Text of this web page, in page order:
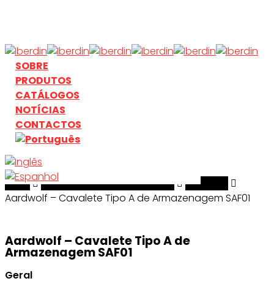
main
content
search
Menu
SOBRE
PRODUTOS
CATÁLOGOS
NOTÍCIAS
CONTACTOS
search
Início Manuseamento & Elevação
Aardwolf
Aardwolf – Cavalete Tipo A de Armazenagem SAF01
Aardwolf – Cavalete Tipo A de
Armazenagem SAF01
Geral